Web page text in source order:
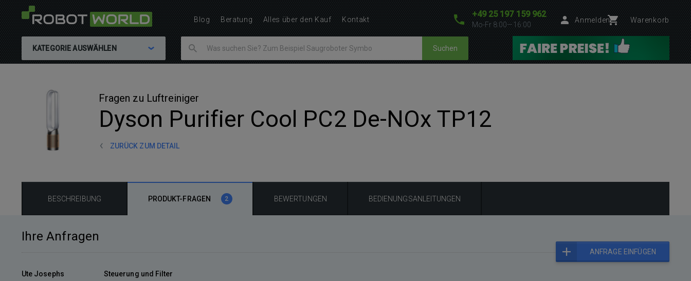
+49 25 197 159 962
Mo-Fr 8:00—16:00
Anmelden Warenkorb
KATEGORIE AUSWÄHLEN Suchen
Fragen zu Luftreiniger
Dyson Purifier Cool PC2 De-NOx TP12
ZURÜCK ZUM DETAIL
BESCHREIBUNG PRODUKT-FRAGEN 2 BEWERTUNGEN BEDIENUNGSANLEITUNGEN
Ihre Anfragen
ANFRAGE EINFÜGEN
Ute Josephs
Steuerung und Filter
Blog Beratung Alles über den Kauf Kontakt